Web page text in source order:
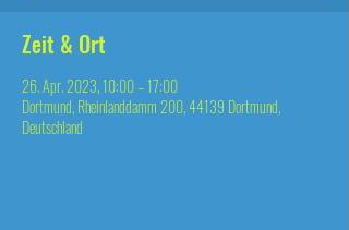
Zeit & Ort
26. Apr. 2023, 10:00 – 17:00
Dortmund, Rheinlanddamm 200, 44139 Dortmund,
Deutschland